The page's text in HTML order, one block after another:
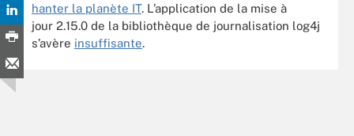
hanter la planète IT. L’application de la mise à
jour 2.15.0 de la bibliothèque de journalisation log4j
s’avère insuffisante.